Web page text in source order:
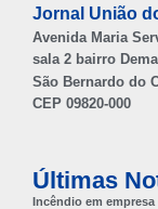
Jornal União
Avenida Maria
sala 2 bairro
São Bernardo do
CEP 09820-000
Últimas
Incêndio em